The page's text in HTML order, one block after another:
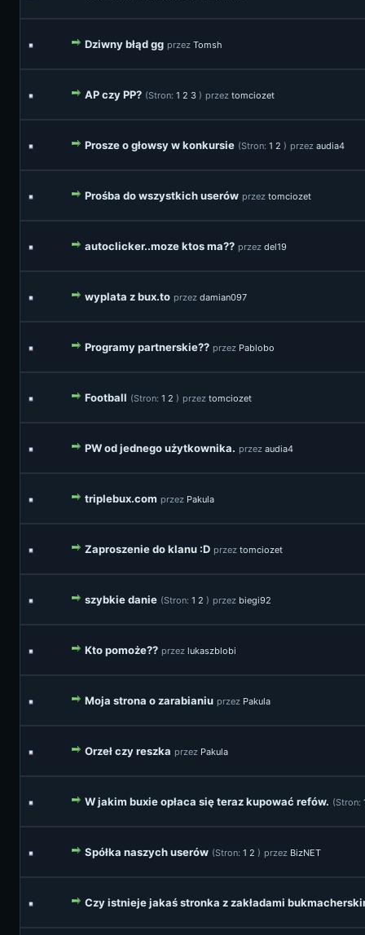
Dziwny błąd gg przez Tomsh
AP czy PP? (Stron: 1 2 3 ) przez tomciozet
Prosze o głowsy w konkursie (Stron: 1 2 ) przez audia4
Prośba do wszystkich userów przez tomciozet
autoclicker..moze ktos ma?? przez del19
wyplata z bux.to przez damian097
Programy partnerskie?? przez Pablobo
Football (Stron: 1 2 ) przez tomciozet
PW od jednego użytkownika. przez audia4
triplebux.com przez Pakula
Zaproszenie do klanu :D przez tomciozet
szybkie danie (Stron: 1 2 ) przez biegi92
Kto pomoże?? przez lukaszblobi
Moja strona o zarabianiu przez Pakula
Orzeł czy reszka przez Pakula
W jakim buxie opłaca się teraz kupować refów. (Stron:
Spółka naszych userów (Stron: 1 2 ) przez BizNET
Czy istnieje jakaś stronka z zakładami